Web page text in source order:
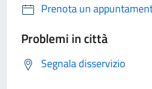
Prenota un
Problemi in città
Segnala disservizio